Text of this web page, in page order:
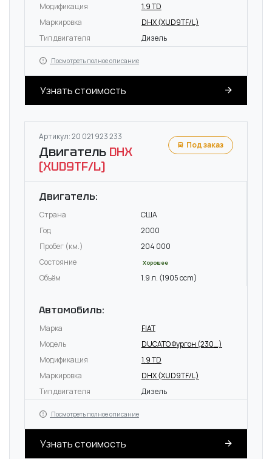
Модификация
1.9 TD
Маркировка
DHX (XUD9TF/L)
Тип двигателя
Дизель
Посмотреть полное описание
Узнать стоимость
Артикул: 20 021 923 233
Двигатель DHX
(XUD9TF/L)
Под заказ
Двигатель:
Страна
США
Год
2000
Пробег (км.)
204 000
Состояние
Хорошее
Объём 1.9 л. (1905 ccm)
Автомобиль:
Марка
FIAT
Модель
DUCATO Фургон (230_)
Модификация
1.9 TD
Маркировка
DHX (XUD9TF/L)
Тип двигателя
Дизель
Посмотреть полное описание
Узнать стоимость